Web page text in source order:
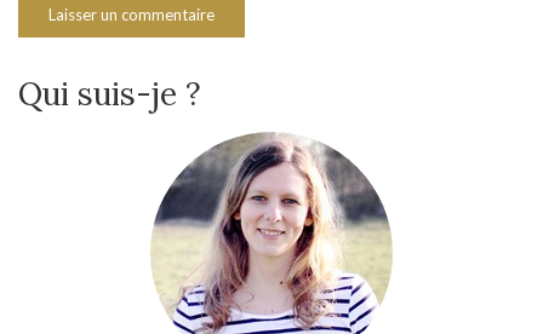
Qui suis-je ?